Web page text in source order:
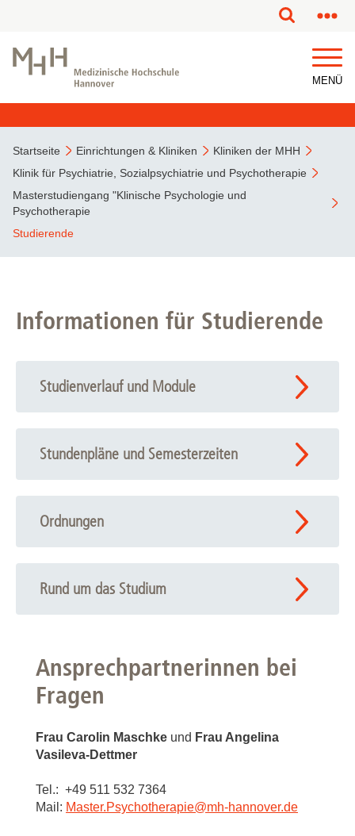
MENÜ
Startseite Einrichtungen & Kliniken
Kliniken der MHH
Klinik für Psychiatrie, Sozialpsychiatrie und Psychotherapie
Masterstudiengang "Klinische Psychologie und
Psychotherapie
Studierende
Informationen für Studierende
Studienverlauf und Module
Stundenpläne und Semesterzeiten
Ordnungen
Rund um das Studium
Ansprechpartnerinnen bei
Fragen
Frau Carolin Maschke und Frau Angelina
Vasileva-Dettmer
Tel.: +49 511 532 7364
Mail: Master.Psychotherapie@mh-hannover.de